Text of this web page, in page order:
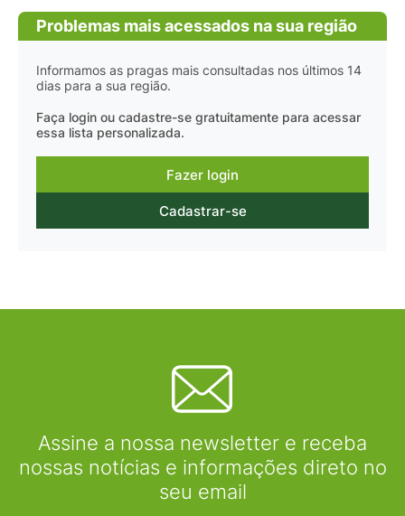
Problemas mais acessados na sua região
Informamos as pragas mais consultadas nos últimos 14
dias para a sua região.
Faça login ou cadastre-se gratuitamente para acessar
essa lista personalizada.
Fazer login
Cadastrar-se
Assine a nossa newsletter e receba
nossas notícias e informações direto no
seu email